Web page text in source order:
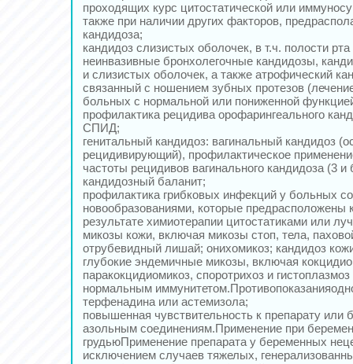
проходящих курс цитостатической или
также при наличии других факторов,
кандидоза;
кандидоз слизистых оболочек, в т.ч. полости
неинвазивные бронхолегочные кандидозы,
и слизистых оболочек, а также атрофический
связанный с ношением зубных протезов
больных с нормальной или пониженной
профилактика рецидива орофарингеального
СПИД;
генитальный кандидоз: вагинальный кандидоз
рецидивирующий), профилактическое
частоты рецидивов вагинального кандидоза (3 и
кандидозный баланит;
профилактика грибковых инфекций у больных
новообразованиями, которые предрасположены
результате химиотерапии цитостатиками или
микозы кожи, включая микозы стоп, тела,
отрубевидный лишай; онихомикоз; кандидоз
глубокие эндемичные микозы, включая
паракокцидиомикоз, споротрихоз и
нормальным
терфенадина или астемизола;
повышенная чувствительность к препарату или
азольным соединениям.Применение при
грудьюПрименение препарата у беременных
исключением случаев тяжелых,